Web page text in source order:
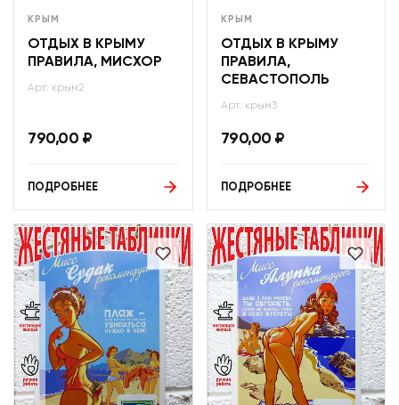
КРЫМ
ОТДЫХ В КРЫМУ
ПРАВИЛА, МИСХОР
Арт: крым2
790,00 ₽
ПОДРОБНЕЕ
КРЫМ
ОТДЫХ В КРЫМУ
ПРАВИЛА,
СЕВАСТОПОЛЬ
Арт: крым3
790,00 ₽
ПОДРОБНЕЕ